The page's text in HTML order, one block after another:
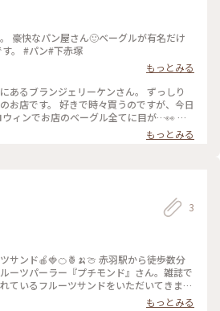
豪快なパン屋さん🙂ベーグルが有名だけ
。 #パン#下赤塚
もっとみる
あるブランジェリーケンさん。 ずっしり
お店です。 好きで時々買うのですが、今日
ィンでお店のベーグル全てに目が…👀 食
りが、 パンプキンチョコレートのベーグ
しました笑 中にはチョコがぎっしり！ 一
大変なことになります。
life.com #ハード系パン #ず
ーケン #パン #わたしの街 #ハロウィ
もっとみる
3
サンド🍎🍓🍊🍍🍌🍈 赤羽駅から徒歩数分
ーツパーラー『プチモンド』さん。雑誌で
ているフルーツサンドをいただいてきまし
なりの時間がかかったのが少し残念でした
もっとみる